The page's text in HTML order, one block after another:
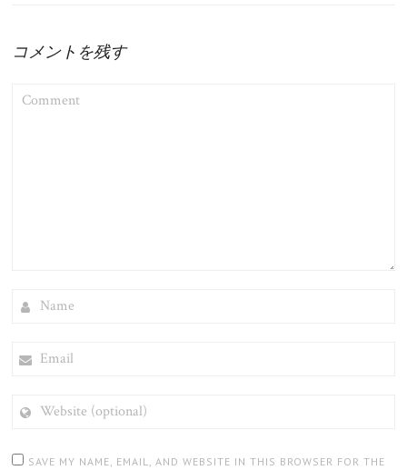
コメントを残す
(OPTIONAL)
SAVE MY NAME, EMAIL, AND WEBSITE IN THIS BROWSER FOR THE